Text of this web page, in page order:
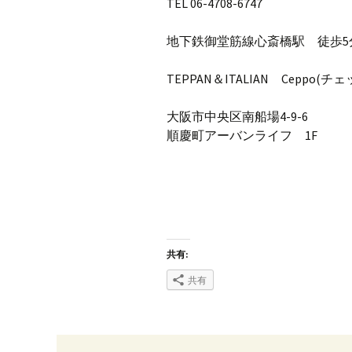
TEL 06-4708-6747
地下鉄御堂筋線心斎橋駅 徒歩5
TEPPAN＆ITALIAN Ceppo(チェ
大阪市中央区南船場4-9-6
順慶町アーバンライフ 1F
共有:
共有